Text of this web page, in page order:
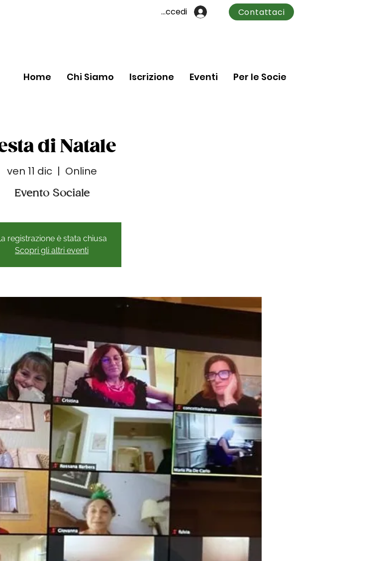
Accedi Contattaci
Home Chi Siamo Iscrizione Eventi Per le Socie
di Natale
ven 11 dic
  |
Online
Evento Sociale
registrazione è stata chiusa
Scopri gli altri eventi